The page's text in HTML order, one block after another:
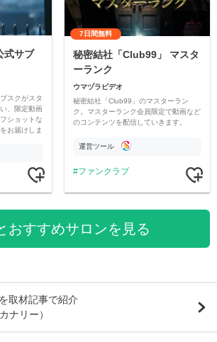
式サブ
スクがスタ
、限定動画
ショットな
お届けしま
7日間無料
秘密結社「Club99」 マスタ
ーランク
ウマヅラビデオ
秘密結社「Club99」のマスターラン
ク。マスターランク会員限定で動画など
のコンテンツを配信していきます。
運営ツール
ファンクラブ
おすすめサロンを見る
取材記事で紹介
ナリー）